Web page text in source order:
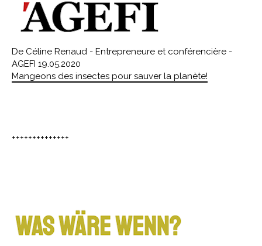
De Céline Renaud - Entrepreneure et conférencière -
AGEFI 19.05.2020
Mangeons des insectes pour sauver la planète!
++++++++++++++